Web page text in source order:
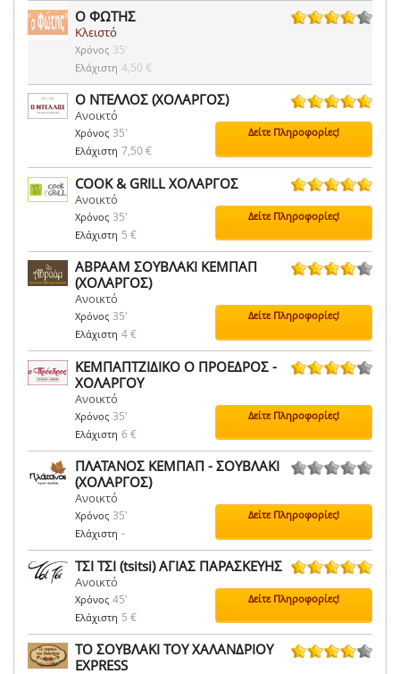
Ο ΦΩΤΗΣ
Κλειστό
Χρόνος 35'
Ελάχιστη 4,50 €
Ο ΝΤΕΛΛΟΣ (ΧΟΛΑΡΓΟΣ)
Ανοικτό
Χρόνος 35'
Ελάχιστη 7,50 €
Δείτε Πληροφορίες!
COOK & GRILL ΧΟΛΑΡΓΟΣ
Ανοικτό
Χρόνος 35'
Ελάχιστη 5 €
Δείτε Πληροφορίες!
ΑΒΡΑΑΜ ΣΟΥΒΛΑΚΙ ΚΕΜΠΑΠ
(ΧΟΛΑΡΓΟΣ)
Ανοικτό
Χρόνος 35'
Ελάχιστη 4 €
Δείτε Πληροφορίες!
ΚΕΜΠΑΠΤΖΙΔΙΚΟ Ο ΠΡΟΕΔΡΟΣ -
ΧΟΛΑΡΓΟΥ
Ανοικτό
Χρόνος 35'
Ελάχιστη 6 €
Δείτε Πληροφορίες!
ΠΛΑΤΑΝΟΣ ΚΕΜΠΑΠ - ΣΟΥΒΛΑΚΙ
(ΧΟΛΑΡΓΟΣ)
Ανοικτό
Χρόνος 35'
Ελάχιστη -
Δείτε Πληροφορίες!
ΤΣΙ ΤΣΙ (tsitsi) ΑΓΙΑΣ ΠΑΡΑΣΚΕΥΗΣ
Ανοικτό
Χρόνος 45'
Ελάχιστη 5 €
Δείτε Πληροφορίες!
ΤΟ ΣΟΥΒΛΑΚΙ ΤΟΥ ΧΑΛΑΝΔΡΙΟΥ
EXPRESS